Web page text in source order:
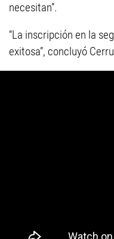
necesitan”.
“La inscripción en la
exitosa”, concluyó